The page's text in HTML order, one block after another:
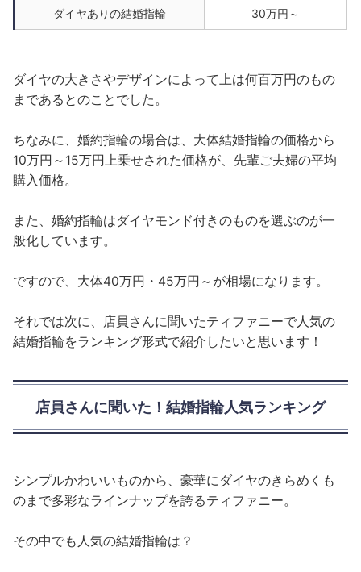
ダイヤありの結婚指輪 30万円～
ダイヤの大きさやデザインによって上は何百万円のもの
まであるとのことでした。
ちなみに、婚約指輪の場合は、大体結婚指輪の価格から
10万円～15万円上乗せされた価格が、先輩ご夫婦の平均
購入価格。
また、婚約指輪はダイヤモンド付きのものを選ぶのが一
般化しています。
ですので、大体40万円・45万円～が相場になります。
それでは次に、店員さんに聞いたティファニーで人気の
結婚指輪をランキング形式で紹介したいと思います！
店員さんに聞いた！結婚指輪人気ランキング
シンプルかわいいものから、豪華にダイヤのきらめくも
のまで多彩なラインナップを誇るティファニー。
その中でも人気の結婚指輪は？